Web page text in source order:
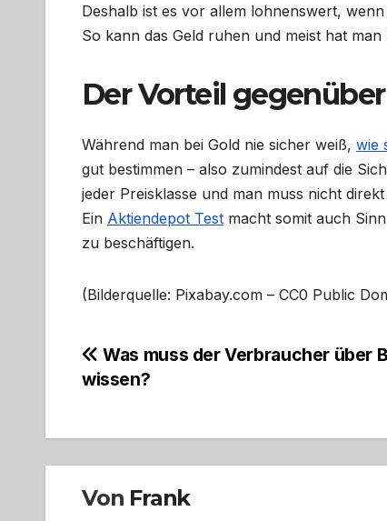
Deshalb ist es vor allem lohnenswert,
So kann das Geld ruhen und meist hat
Der Vorteil
Während man bei Gold nie sicher weiß, wie
gut bestimmen – also zumindest auf die
jeder Preisklasse und man muss nicht
Ein Aktiendepot Test macht somit auch
zu beschäftigen.
(Bilderquelle: Pixabay.com – CC0 Public
Beitragsnavigation
Was muss der Verbraucher über
wissen?
Von Frank